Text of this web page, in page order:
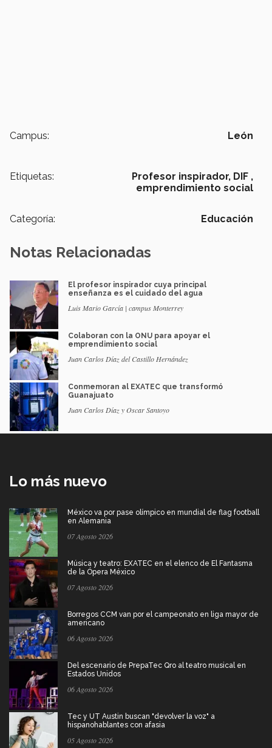
Campus: León
Etiquetas: Profesor inspirador, DIF ,
emprendimiento social
Categoría: Educación
Notas Relacionadas
El profesor inspirador cuya principal
enseñanza es el cuidado del agua
Luis Mario García | campus Monterrey
Colaboran con la ONU para apoyar el
emprendimiento social
Juan Carlos Díaz del Castillo Hernández
Conmemoran al EXATEC que transformó
Guanajuato
Juan Carlos Díaz y Oscar Santoyo
Lo más nuevo
México va por pase olímpico en mundial de flag football
en Alemania
07 Agosto 2026
Música y teatro: EXATEC en el elenco de El Fantasma
de la Ópera México
07 Agosto 2026
Borregos CCM van por el campeonato en liga mayor de
americano
06 Agosto 2026
Del escenario de PrepaTec Qro al teatro musical en
Estados Unidos
06 Agosto 2026
Tec y UT Austin buscan "devolver la voz" a
hispanohablantes con afasia
05 Agosto 2026